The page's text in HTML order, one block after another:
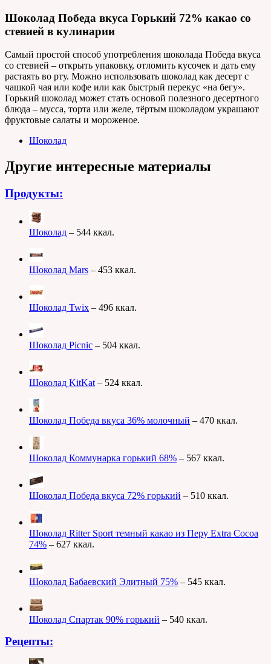
Шоколад Победа вкуса Горький 72% какао со
стевией в кулинарии
Самый простой способ употребления шоколада Победа вкуса
со стевией – открыть упаковку, отломить кусочек и дать ему
растаять во рту. Можно использовать шоколад как десерт с
чашкой чая или кофе или как быстрый перекус «на бегу».
Горький шоколад может стать основой полезного десертного
блюда – мусса, торта или желе, тёртым шоколадом украшают
фруктовые салаты и мороженое.
Шоколад
Другие интересные материалы
Продукты:
Шоколад – 544 ккал.
Шоколад Mars – 453 ккал.
Шоколад Twix – 496 ккал.
Шоколад Picnic – 504 ккал.
Шоколад KitKat – 524 ккал.
Шоколад Победа вкуса 36% молочный – 470 ккал.
Шоколад Коммунарка горький 68% – 567 ккал.
Шоколад Победа вкуса 72% горький – 510 ккал.
Шоколад Ritter Sport темный какао из Перу Extra Cocoa
74% – 627 ккал.
Шоколад Бабаевский Элитный 75% – 545 ккал.
Шоколад Спартак 90% горький – 540 ккал.
Рецепты: